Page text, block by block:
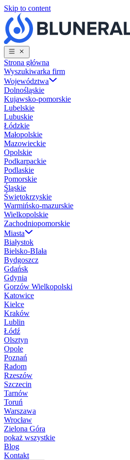
Skip to content
Strona główna
Wyszukiwarka firm
Województwa
Dolnośląskie
Kujawsko-pomorskie
Lubelskie
Lubuskie
Łódzkie
Małopolskie
Mazowieckie
Opolskie
Podkarpackie
Podlaskie
Pomorskie
Śląskie
Świętokrzyskie
Warmińsko-mazurskie
Wielkopolskie
Zachodniopomorskie
Miasta
Białystok
Bielsko-BIała
Bydgoszcz
Gdańsk
Gdynia
Gorzów Wielkopolski
Katowice
Kielce
Kraków
Lublin
Łódź
Olsztyn
Opole
Poznań
Radom
Rzeszów
Szczecin
Tarnów
Toruń
Warszawa
Wrocław
Zielona Góra
pokaż wszystkie
Blog
Kontakt